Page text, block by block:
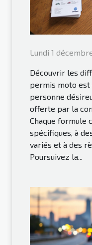
Lundi 1
Découvrir les
permis moto
personne
offerte par la
Chaque formule
spécifiques, à
variés et à des
Poursuivez la...